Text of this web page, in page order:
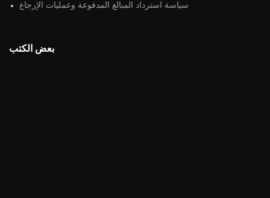
سياسة استرداد المبالغ المدفوعة وعمليات الإرجاع
بعض الكتب